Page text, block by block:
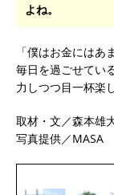
よね。
「僕はお金には
毎日を過ごせてい
力しつつ目一杯楽
取材・文／森本雄
写真提供／MASA